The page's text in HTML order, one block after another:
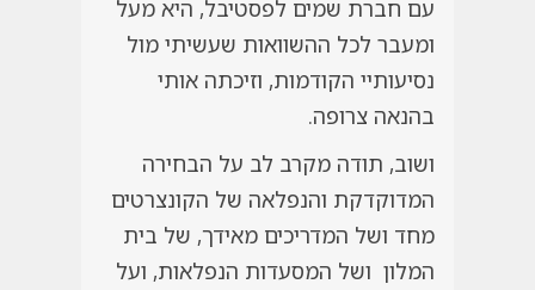
עם חברת שמים לפסטיבל, היא מעל
ומעבר לכל ההשוואות שעשיתי מול
נסיעותיי הקודמות, וזיכתה אותי
בהנאה צרופה.
ושוב, תודה מקרב לב על הבחירה
המדוקדקת והנפלאה של הקונצרטים
מחד ושל המדריכים מאידך, של בית
המלון ושל המסעדות הנפלאות, ועל